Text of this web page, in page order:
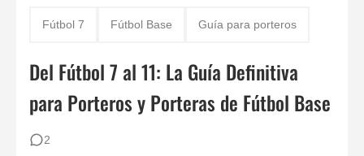
Fútbol 7 Fútbol Base Guía para porteros
Del Fútbol 7 al 11: La Guía Definitiva
para Porteros y Porteras de Fútbol Base
2